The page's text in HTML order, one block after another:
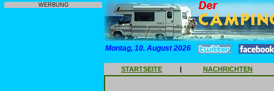
WERBUNG
Montag, 10. August 2026
STARTSEITE | NACHRICHTEN